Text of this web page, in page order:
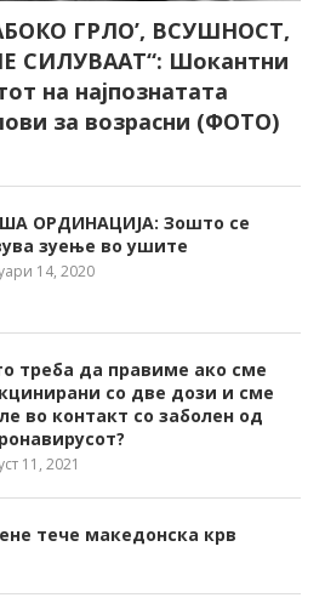
ГРЛО’, ВСУШНОСТ,
СИЛУВААТ“: Шокантни
на најпознатата
за возрасни (ФОТО)
ОРДИНАЦИЈА: Зошто се
зуење во ушите
14, 2020
треба да правиме ако сме
со две дози и сме
во контакт со заболен од
11, 2021
тече македонска крв